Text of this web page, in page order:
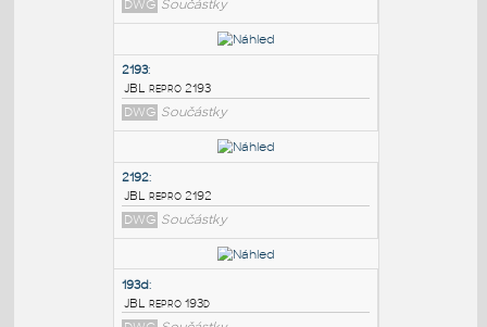
PODOBNÉ BLOKY
2194:
JBL repro 2194
DWG
JBL repro 2193
DWG Součástky